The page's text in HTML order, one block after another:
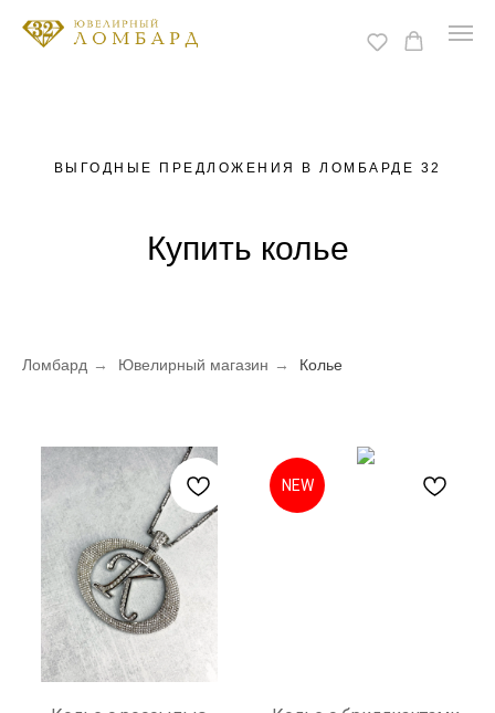
ВЫГОДНЫЕ ПРЕДЛОЖЕНИЯ В ЛОМБАРДЕ 32
Купить колье
Ломбард → Ювелирный магазин → Колье
NEW